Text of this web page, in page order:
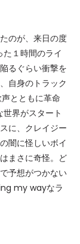
のが、来日の度
１時間のライ
るぐらい衝撃を
自身のトラック
とともに革命
界がスタート
に、クレイジー
闇に怪しいボイ
まさに奇怪。ど
予想がつかない
my wayなラ